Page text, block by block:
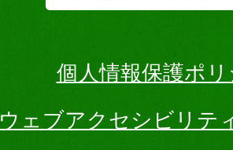
個人情報保護ポ
ウェブアクセシビリテ